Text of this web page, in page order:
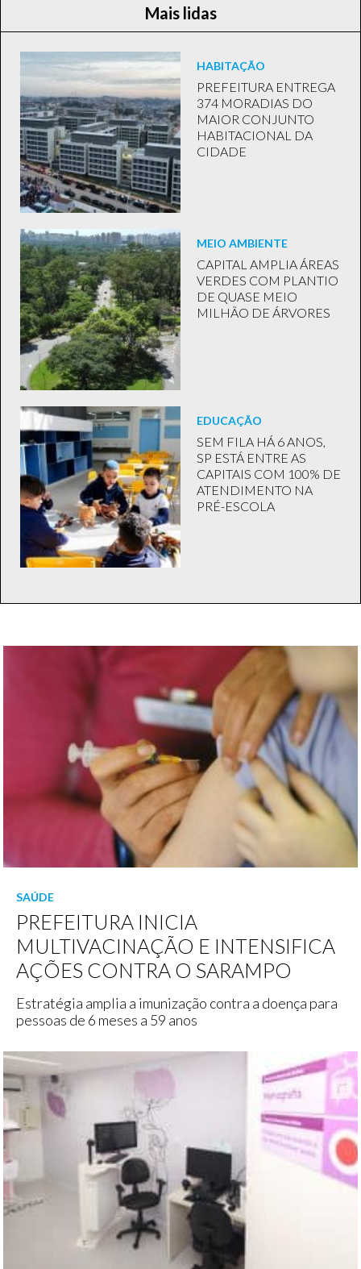
Mais lidas
HABITAÇÃO
PREFEITURA ENTREGA
374 MORADIAS DO
MAIOR CONJUNTO
HABITACIONAL DA
CIDADE
MEIO AMBIENTE
CAPITAL AMPLIA ÁREAS
VERDES COM PLANTIO
DE QUASE MEIO
MILHÃO DE ÁRVORES
EDUCAÇÃO
SEM FILA HÁ 6 ANOS,
SP ESTÁ ENTRE AS
CAPITAIS COM 100% DE
ATENDIMENTO NA
PRÉ-ESCOLA
SAÚDE
PREFEITURA INICIA
MULTIVACINAÇÃO E INTENSIFICA
AÇÕES CONTRA O SARAMPO
Estratégia amplia a imunização contra a doença para
pessoas de 6 meses a 59 anos